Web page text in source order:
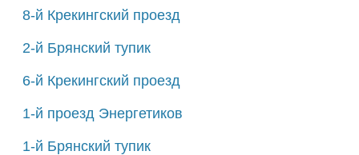
8-й Крекингский проезд
2-й Брянский тупик
6-й Крекингский проезд
1-й проезд Энергетиков
1-й Брянский тупик